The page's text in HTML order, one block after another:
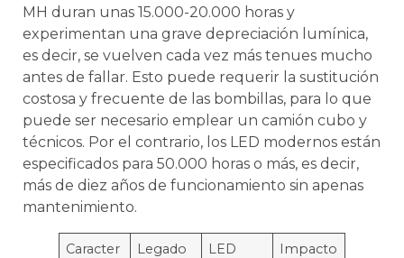
MH duran unas 15.000-20.000 horas y
experimentan una grave depreciación lumínica,
es decir, se vuelven cada vez más tenues mucho
antes de fallar. Esto puede requerir la sustitución
costosa y frecuente de las bombillas, para lo que
puede ser necesario emplear un camión cubo y
técnicos. Por el contrario, los LED modernos están
especificados para 50.000 horas o más, es decir,
más de diez años de funcionamiento sin apenas
mantenimiento.
Caracter
Legado
LED
Impacto